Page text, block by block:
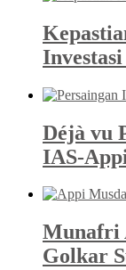
Déjà vu
IAS-Appi
Munafri
Golkar